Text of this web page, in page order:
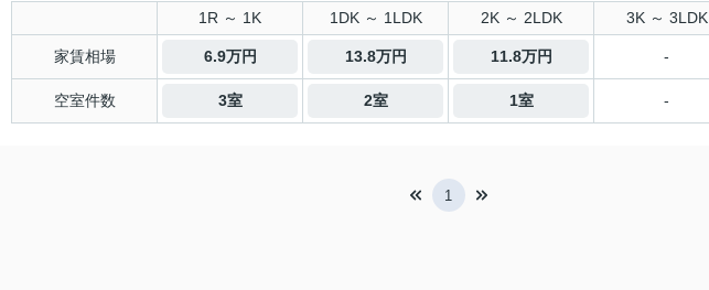
1R ～ 1K 1DK ～ 1LDK 2K ～ 2LDK 3K ～ 3LDK
家賃相場 6.9万円 13.8万円 11.8万円 -
空室件数 3室 2室 1室 -
1